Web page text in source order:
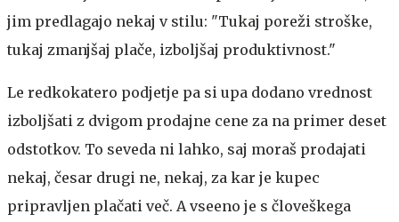
jim predlagajo nekaj v stilu: "Tukaj poreži stroške,
tukaj zmanjšaj plače, izboljšaj produktivnost."
Le redkokatero podjetje pa si upa dodano vrednost
izboljšati z dvigom prodajne cene za na primer deset
odstotkov. To seveda ni lahko, saj moraš prodajati
nekaj, česar drugi ne, nekaj, za kar je kupec
pripravljen plačati več. A vseeno je s človeškega